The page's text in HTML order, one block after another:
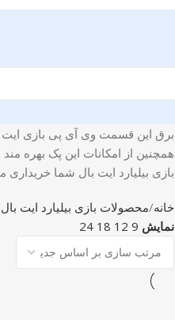
برق این قسمت وی آی پی بازی ایت
همچنین از امکانات این پک بهره
بازی بیلیارد ایت بال شما
خانه محصولات بازی بیلیارد ایت بال
نمایش 9
12
18
24